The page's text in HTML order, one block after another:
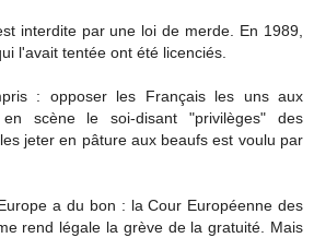
interdite par une loi de merde. En 1989,
l'avait tentée ont été licenciés.
: opposer les Français les uns aux
scène le soi-disant "privilèges" des
jeter en pâture aux beaufs est voulu par
a du bon : la Cour Européenne des
rend légale la grève de la gratuité. Mais